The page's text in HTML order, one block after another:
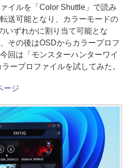
イルを「Color Shuttle」で読み
送可能となり、カラーモードの
いずれかに割り当て可能とな
その後はOSDからカラープロフ
回は「モンスターハンターワイ
ープロファイルを試してみた。
ージ